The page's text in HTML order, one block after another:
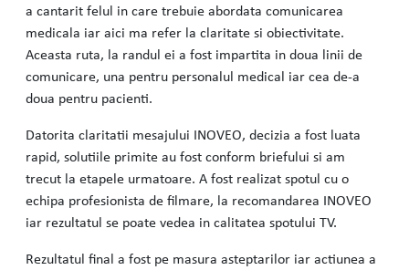
a cantarit felul in care trebuie abordata comunicarea
medicala iar aici ma refer la claritate si obiectivitate.
Aceasta ruta, la randul ei a fost impartita in doua linii de
comunicare, una pentru personalul medical iar cea de-a
doua pentru pacienti.
Datorita claritatii mesajului INOVEO, decizia a fost luata
rapid, solutiile primite au fost conform briefului si am
trecut la etapele urmatoare. A fost realizat spotul cu o
echipa profesionista de filmare, la recomandarea INOVEO
iar rezultatul se poate vedea in calitatea spotului TV.
Rezultatul final a fost pe masura asteptarilor iar actiunea a